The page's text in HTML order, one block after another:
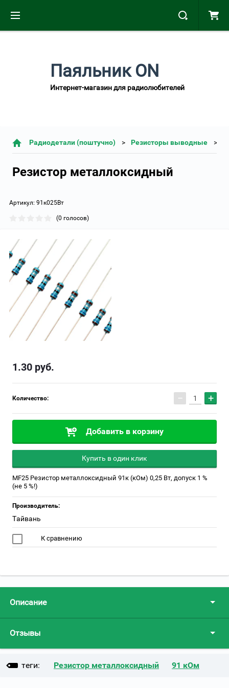
Паяльник ON
Интернет-магазин для радиолюбителей
Радиодетали (поштучно) Резисторы выводные
Резистор металлоксидный
Артикул: 91к025Вт
(0 голосов)
1.30 руб.
Количество: − +
Добавить в корзину
Купить в один клик
MF25 Резистор металлоксидный 91к (кОм) 0,25 Вт, допуск 1 %
(не 5 %!)
Производитель:
Тайвань
К сравнению
Описание
Отзывы
теги: Резистор металлоксидный 91 кОм